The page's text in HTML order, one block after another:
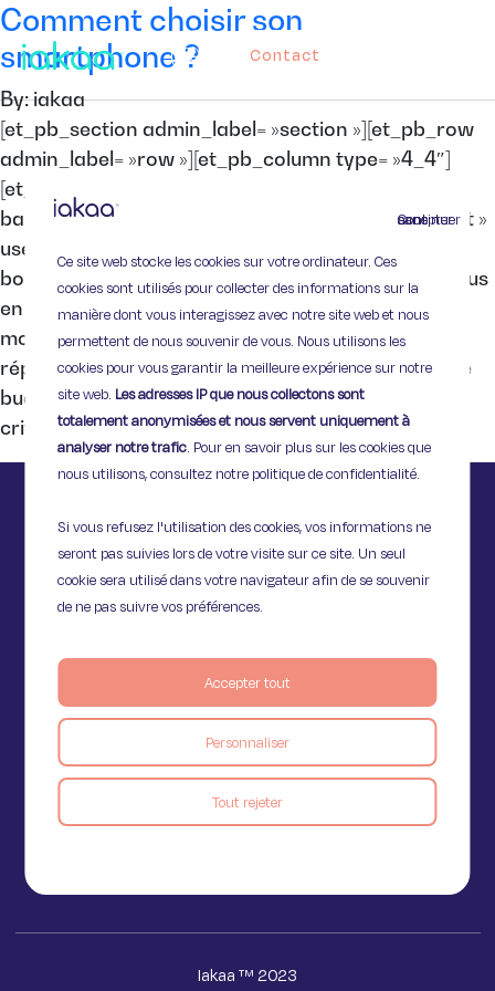
Continuer sans accepter
Ce site web stocke les cookies sur votre ordinateur. Ces
cookies sont utilisés pour collecter des informations sur la
manière dont vous interagissez avec notre site web et nous
permettent de nous souvenir de vous. Nous utilisons les
cookies pour vous garantir la meilleure expérience sur notre
site web. Les adresses IP que nous collectons sont
totalement anonymisées et nous servent uniquement à
analyser notre trafic. Pour en savoir plus sur les cookies que
nous utilisons, consultez notre politique de confidentialité.
Si vous refusez l'utilisation des cookies, vos informations ne
seront pas suivies lors de votre visite sur ce site. Un seul
cookie sera utilisé dans votre navigateur afin de se souvenir
de ne pas suivre vos préférences.
Personnaliser
Tout rejeter
Accepter tout
Contact
Comment choisir son
smartphone ?
By: iakaa
[et_pb_section admin_label= »section »][et_pb_row
admin_label= »row »][et_pb_column type= »4_4″]
[et_pb_text admin_label= »Texte »
background_layout= »light » text_orientation= »left »
use_border_color= »off » border_color= »#ffffff »
border_style= »solid »] Les smartphones sont de plus
en plus nombreux sur le marché de la téléphonie
mobile, et il est parfois difficile de choisir celui qui
répondra le mieux à vos besoins mais aussi à votre
budget. Avant de choisir il faudra donc définir vos
critères de […]
11 Rue de Provence,
75009 Paris
Voir le blog
Iakaa ™ 2023